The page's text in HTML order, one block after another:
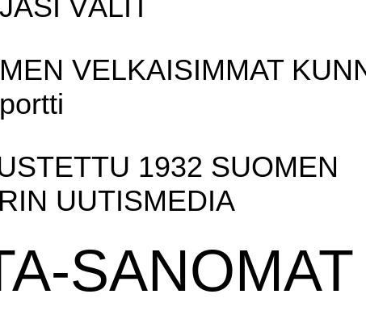
VÄLIT
VELKAISIMMAT
1932 SUOMEN
UUTISMEDIA
SANOMAT